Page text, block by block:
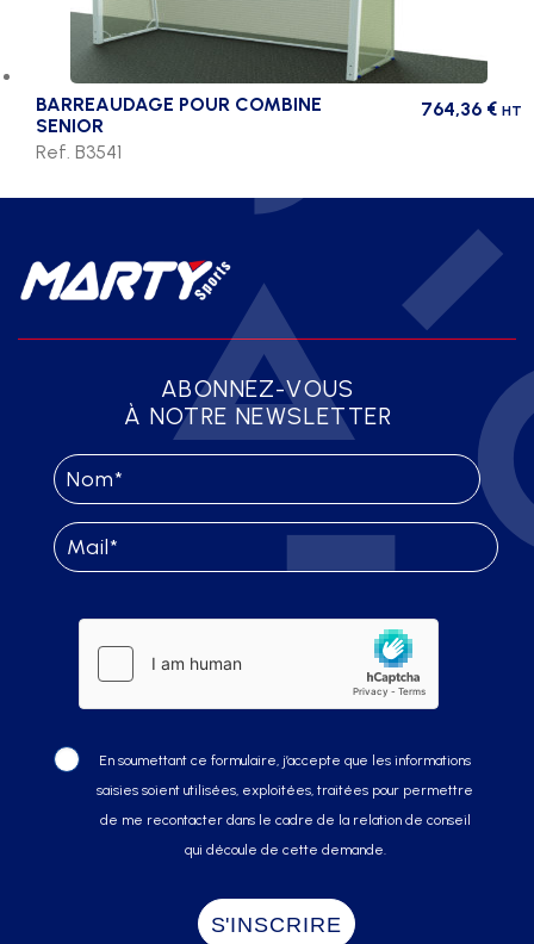
BARREAUDAGE POUR COMBINE
SENIOR
764,36 € HT
Ref. B3541
ABONNEZ-VOUS
À NOTRE NEWSLETTER
En soumettant ce formulaire, j’accepte que les informations
saisies soient utilisées, exploitées, traitées pour permettre
de me recontacter dans le cadre de la relation de conseil
qui découle de cette demande.